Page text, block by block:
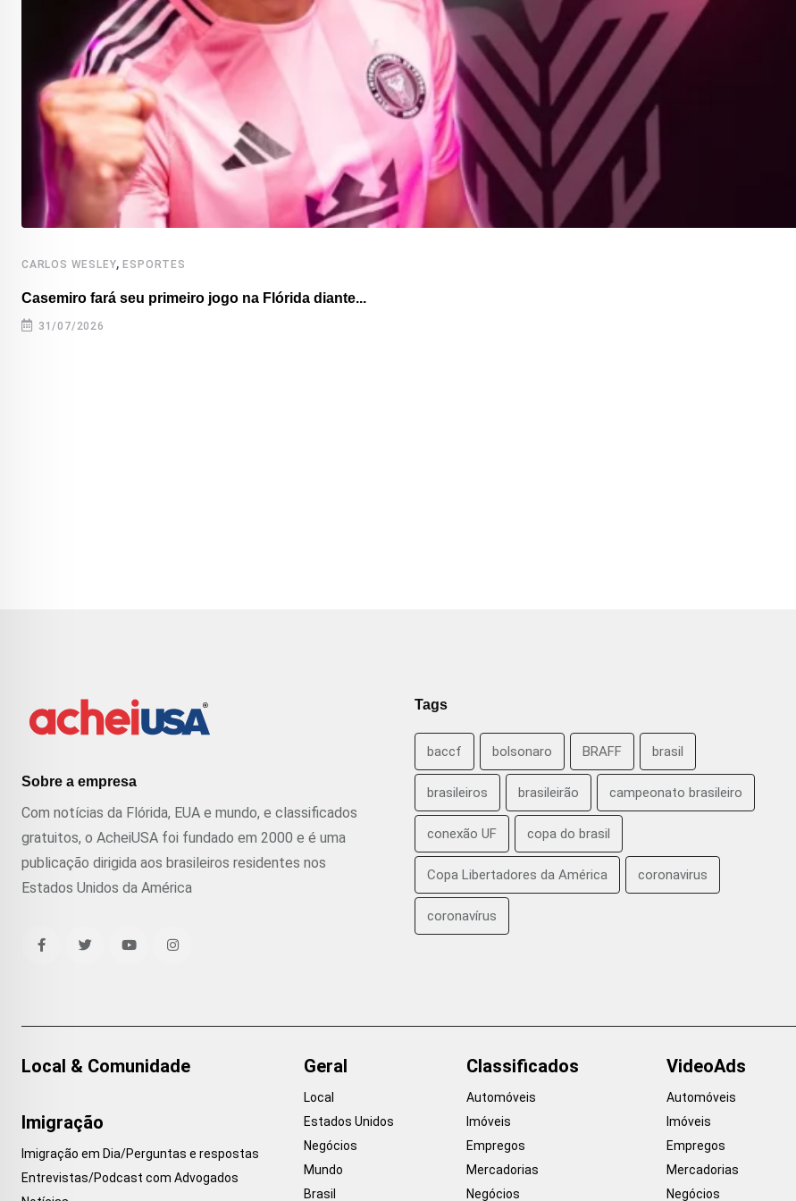
CARLOS WESLEY,ESPORTES
Casemiro fará seu primeiro jogo na Flórida diante...
31/07/2026
Sobre a empresa
Com notícias da Flórida, EUA e mundo, e classificados
gratuitos, o AcheiUSA foi fundado em 2000 e é uma
publicação dirigida aos brasileiros residentes nos
Estados Unidos da América
Tags
baccf bolsonaro BRAFF brasil
brasileiros brasileirão campeonato brasileiro
conexão UF copa do brasil
Copa Libertadores da América coronavirus
coronavírus
Local & Comunidade
Imigração
Imigração em Dia/Perguntas e respostas
Entrevistas/Podcast com Advogados
Geral
Local
Estados Unidos
Negócios
Mundo
Brasil
Classificados
Automóveis
Imóveis
Empregos
Mercadorias
Negócios
VideoAds
Automóveis
Imóveis
Empregos
Mercadorias
Negócios